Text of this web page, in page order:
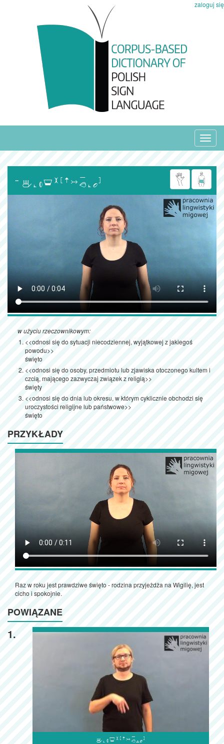
zaloguj się

w użyciu rzeczownikowym:
<<odnosi się do sytuacji niecodziennej, wyjątkowej z jakiegoś
powodu>>
święto
<<odnosi się do osoby, przedmiotu lub zjawiska otoczonego kultem i
czcią, mającego zazwyczaj związek z religią>>
święty
<<odnosi się do dnia lub okresu, w którym cyklicznie obchodzi się
uroczystości religijne lub państwowe>>
święto
PRZYKŁADY
Raz w roku jest prawdziwe święto - rodzina przyjeżdża na Wigilię, jest
cicho i spokojnie.
POWIĄZANE
1.
